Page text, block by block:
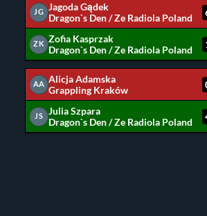
JG Jagoda Gądek
Dragon`s Den / Ze Radiola Poland
ZK Zofia Kasprzak
Dragon`s Den / Ze Radiola Poland
AA Alicja Adamska
Grappling Kraków
JS
Julia Szpara
Dragon`s Den / Ze Radiola Poland